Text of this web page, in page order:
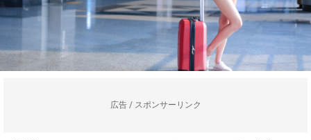
広告 / スポンサーリンク